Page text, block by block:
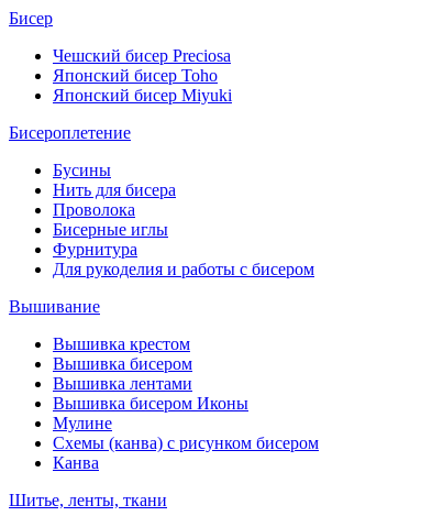
Бисер
Чешский бисер Preciosa
Японский бисер Toho
Японский бисер Miyuki
Бисероплетение
Бусины
Нить для бисера
Проволока
Бисерные иглы
Фурнитура
Для рукоделия и работы с бисером
Вышивание
Вышивка крестом
Вышивка бисером
Вышивка лентами
Вышивка бисером Иконы
Мулине
Схемы (канва) с рисунком бисером
Канва
Шитье, ленты, ткани